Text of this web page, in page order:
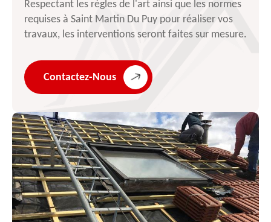
Respectant les règles de l'art ainsi que les normes
requises à Saint Martin Du Puy pour réaliser vos
travaux, les interventions seront faites sur mesure.
Contactez-Nous